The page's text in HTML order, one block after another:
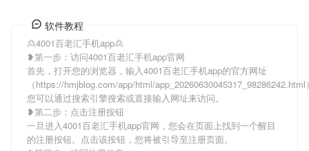
软件教程
🙎4001百老汇手机app🙎
❥第一步：访问4001百老汇手机app官网
首先，打开您的浏览器，输入4001百老汇手机app的官方网址
（https://hmjblog.com/app/html/app_20260630045317_98286242.html
您可以通过搜索引擎搜索或直接输入网址来访问。
❥第二步：点击注册按钮
一旦进入4001百老汇手机app官网，您会在页面上找到一个醒目
的注册按钮。点击该按钮，您将被引导至注册页面。